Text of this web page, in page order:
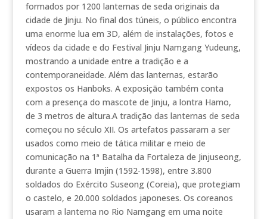
formados por 1200 lanternas de seda originais da
cidade de Jinju. No final dos túneis, o público encontra
uma enorme lua em 3D, além de instalações, fotos e
vídeos da cidade e do Festival Jinju Namgang Yudeung,
mostrando a unidade entre a tradição e a
contemporaneidade. Além das lanternas, estarão
expostos os Hanboks. A exposição também conta
com a presença do mascote de Jinju, a lontra Hamo,
de 3 metros de altura.A tradição das lanternas de seda
começou no século XII. Os artefatos passaram a ser
usados como meio de tática militar e meio de
comunicação na 1ª Batalha da Fortaleza de Jinjuseong,
durante a Guerra Imjin (1592-1598), entre 3.800
soldados do Exército Suseong (Coreia), que protegiam
o castelo, e 20.000 soldados japoneses. Os coreanos
usaram a lanterna no Rio Namgang em uma noite